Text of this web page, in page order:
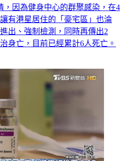
，因為健身中心的群聚感染，在4
有港星居住的「豪宅區」也淪
出、強制檢測，同時再傳出2
身亡，目前已經累計6人死亡。